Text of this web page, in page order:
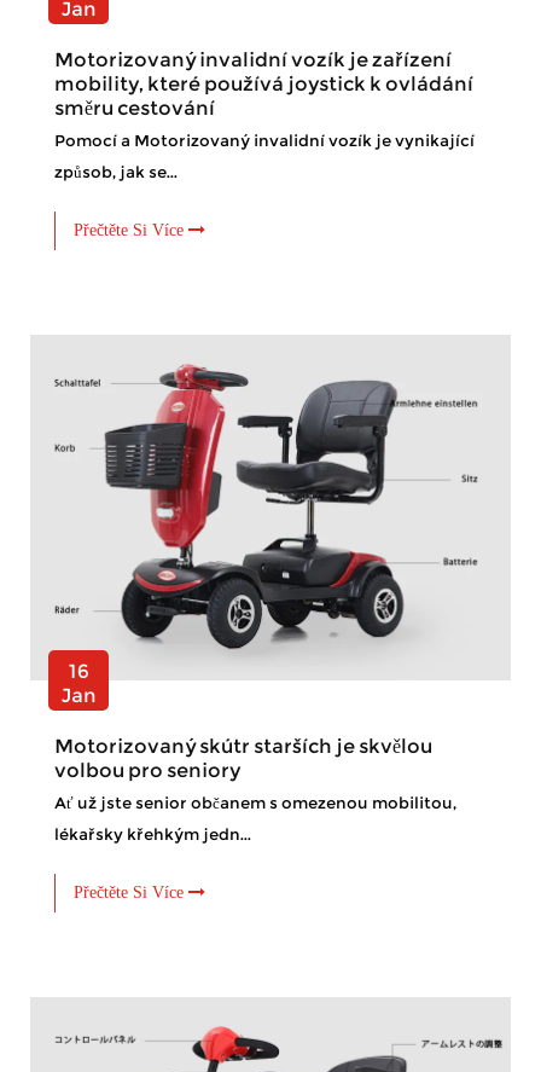
Jan
Motorizovaný invalidní vozík je zařízení
mobility, které používá joystick k ovládání
směru cestování
Pomocí a Motorizovaný invalidní vozík je vynikající
způsob, jak se...
Přečtěte Si Více
16
Jan
Motorizovaný skútr starších je skvělou
volbou pro seniory
Ať už jste senior občanem s omezenou mobilitou,
lékařsky křehkým jedn...
Přečtěte Si Více